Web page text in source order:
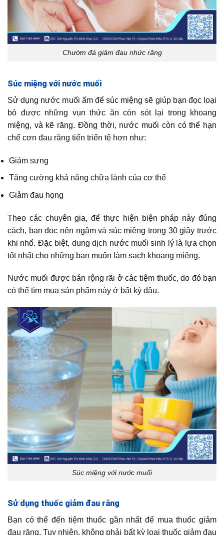
Chườm đá giảm đau nhức răng
Súc miệng với nước muối
Sử dụng nước muối ấm để súc miệng sẽ giúp bạn đọc loại
bỏ được những vụn thức ăn còn sót lại trong khoang
miệng, và kẽ răng. Đồng thời, nước muối còn có thể hạn
chế cơn đau răng tiến triển tệ hơn như:
Giảm sưng
Tăng cường khả năng chữa lành của cơ thể
Giảm đau họng
Theo các chuyên gia, để thực hiện biện pháp này đúng
cách, bạn đọc nên ngậm và súc miệng trong 30 giây trước
khi nhổ. Đặc biệt, dung dịch nước muối sinh lý là lựa chọn
tốt nhất cho những bạn muốn làm sạch khoang miệng.
Nước muối được bán rộng rãi ở các tiệm thuốc, do đó bạn
có thể tìm mua sản phẩm này ở bất kỳ đâu.
Súc miệng với nước muối
Sử dụng thuốc giảm đau răng
Bạn có thể đến tiệm thuốc gần nhất để mua thuốc giảm
đau răng. Tuy nhiên, không phải bất kỳ loại thuốc giảm đau